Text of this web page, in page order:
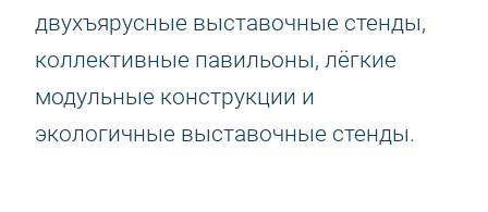
двухъярусные выставочные стенды,
коллективные павильоны, лёгкие
модульные конструкции и
экологичные выставочные стенды.